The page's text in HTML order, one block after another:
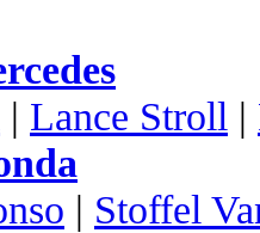
| Lance Stroll |
| Stoffel